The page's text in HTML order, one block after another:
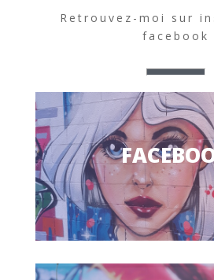
Retrouvez-moi sur
facebook